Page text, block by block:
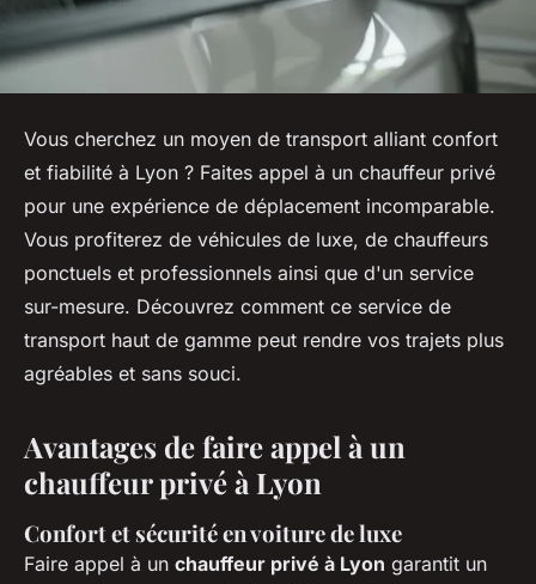
Vous cherchez un moyen de transport alliant confort
et fiabilité à Lyon ? Faites appel à un chauffeur privé
pour une expérience de déplacement incomparable.
Vous profiterez de véhicules de luxe, de chauffeurs
ponctuels et professionnels ainsi que d'un service
sur-mesure. Découvrez comment ce service de
transport haut de gamme peut rendre vos trajets plus
agréables et sans souci.
Avantages de faire appel à un
chauffeur privé à Lyon
Confort et sécurité en voiture de luxe
Faire appel à un chauffeur privé à Lyon garantit un